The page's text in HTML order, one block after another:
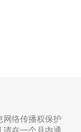
络传播权保护
在一个月内通